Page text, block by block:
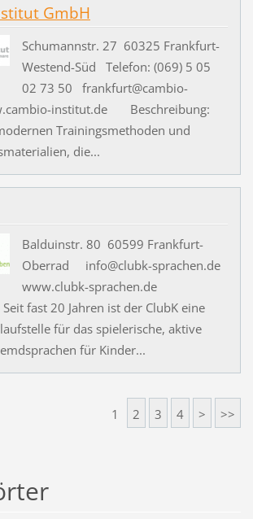
GmbH
Schumannstr. 27 60325 Frankfurt-
Westend-Süd Telefon: (069) 5 05
02 73 50 frankfurt@cambio-
institut.de Beschreibung:
Trainingsmethoden und
die...
Balduinstr. 80 60599 Frankfurt-
Oberrad info@clubk-sprachen.de
www.clubk-sprachen.de
fast 20 Jahren ist der ClubK eine
für das spielerische, aktive
für Kinder...
1 2 3 4 > >>